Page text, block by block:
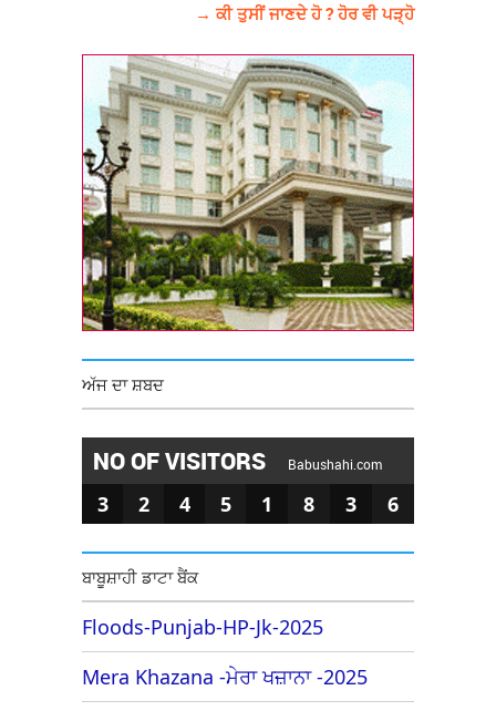
→ ਕੀ ਤੁਸੀਂ ਜਾਣਦੇ ਹੋ ? ਹੋਰ ਵੀ ਪੜ੍ਹੋ
ਅੱਜ ਦਾ ਸ਼ਬਦ
NO OF VISITORS Babushahi.com
3 2 4 5 1 8 3 6
ਬਾਬੂਸ਼ਾਹੀ ਡਾਟਾ ਬੈਂਕ
Floods-Punjab-HP-Jk-2025
Mera Khazana -ਮੇਰਾ ਖਜ਼ਾਨਾ -2025